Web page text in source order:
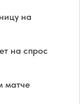
на
на спрос
матче